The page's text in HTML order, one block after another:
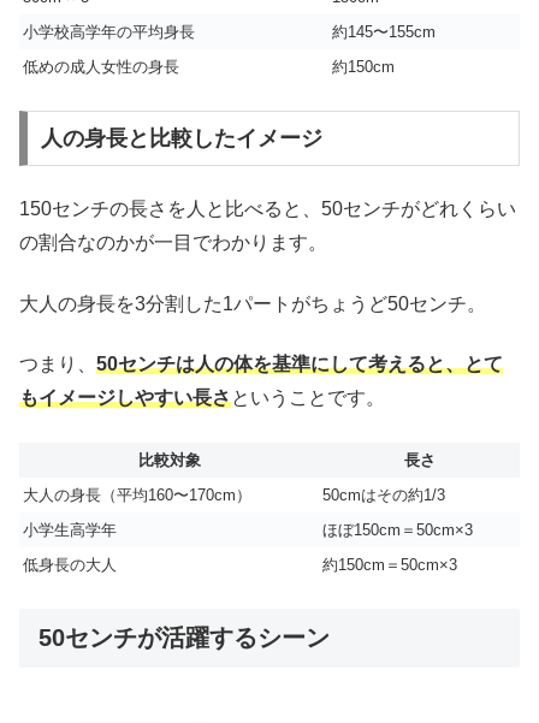
小学校高学年の平均身長
約145〜155cm
低めの成人女性の身長
約150cm
人の身長と比較したイメージ
150センチの長さを人と比べると、50センチがどれくらい
の割合なのかが一目でわかります。
大人の身長を3分割した1パートがちょうど50センチ。
つまり、 50センチは人の体を基準にして考えると、とて
もイメージしやすい長さということです。
比較対象
長さ
大人の身長（平均160〜170cm）
50cmはその約1/3
小学生高学年
ほぼ150cm＝50cm×3
低身長の大人
約150cm＝50cm×3
50センチが活躍するシーン